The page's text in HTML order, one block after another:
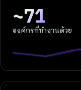
~71
องค์กรที่ทำงานด้วย